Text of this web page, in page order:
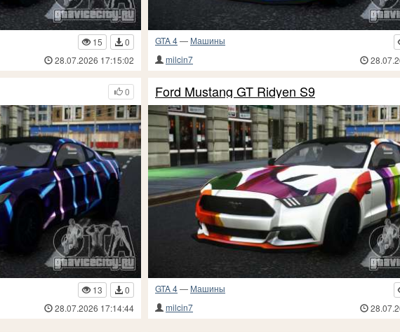
15
0
28.07.2026 17:15:02
GTA 4— Машины
milcin7
0
13
0
28.07.2026 17:14:44
Ford Mustang GT Ridyen S9
GTA 4— Машины
milcin7